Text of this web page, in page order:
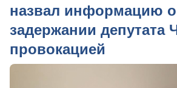
назвал информацию о
задержании депутата
провокацией